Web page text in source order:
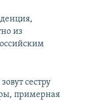
из
сестру
примерная